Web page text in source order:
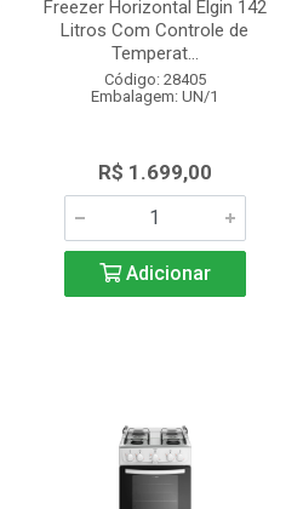
Freezer Horizontal Elgin 142
Litros Com Controle de
Temperat...
Código: 28405
Embalagem: UN/1
R$ 1.699,00
Adicionar